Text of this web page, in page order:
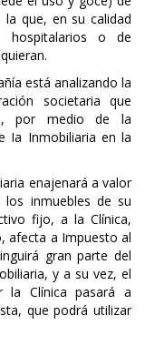
que, en su calidad
hospitalarios o de
está analizando la
societaria que
por medio de la
Ia Inmobiliaria en la
enajenará a valor
inmuebles de su
fijo, a la Clínica,
afecta a Impuesto al
gran parte del
y a su vez, el
la Clínica pasará a
que podrá utilizar